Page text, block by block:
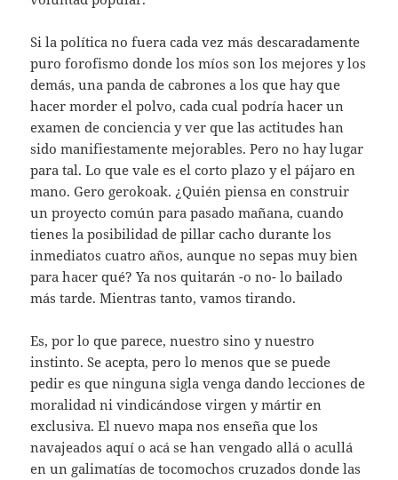
Si la política no fuera cada vez más descaradamente
puro forofismo donde los míos son los mejores y los
demás, una panda de cabrones a los que hay que
hacer morder el polvo, cada cual podría hacer un
examen de conciencia y ver que las actitudes han
sido manifiestamente mejorables. Pero no hay lugar
para tal. Lo que vale es el corto plazo y el pájaro en
mano. Gero gerokoak. ¿Quién piensa en construir
un proyecto común para pasado mañana, cuando
tienes la posibilidad de pillar cacho durante los
inmediatos cuatro años, aunque no sepas muy bien
para hacer qué? Ya nos quitarán -o no- lo bailado
más tarde. Mientras tanto, vamos tirando.
Es, por lo que parece, nuestro sino y nuestro
instinto. Se acepta, pero lo menos que se puede
pedir es que ninguna sigla venga dando lecciones de
moralidad ni vindicándose virgen y mártir en
exclusiva. El nuevo mapa nos enseña que los
navajeados aquí o acá se han vengado allá o acullá
en un galimatías de tocomochos cruzados donde las